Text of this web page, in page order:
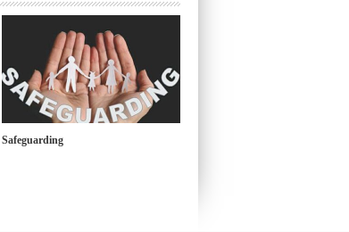
Safeguarding